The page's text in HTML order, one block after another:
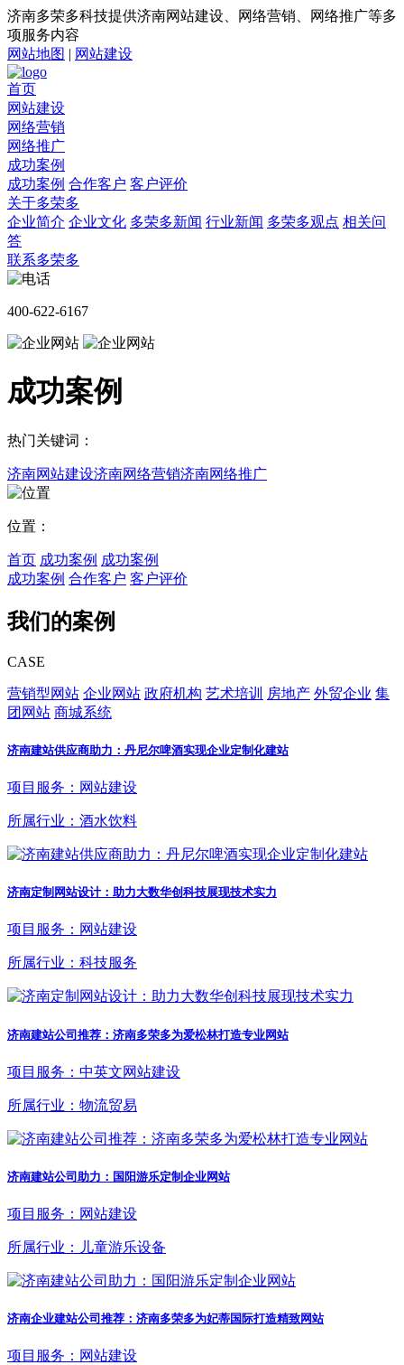
济南多荣多科技提供济南网站建设、网络营销、网络推广等多
项服务内容
网站地图 | 网站建设
首页
网站建设
网络营销
网络推广
成功案例
成功案例 合作客户 客户评价
关于多荣多
企业简介 企业文化 多荣多新闻 行业新闻 多荣多观点 相关问
答
联系多荣多
400-622-6167
成功案例
热门关键词：
济南网站建设济南网络营销济南网络推广
位置：
首页 成功案例 成功案例
成功案例 合作客户 客户评价
我们的案例
CASE
营销型网站 企业网站 政府机构 艺术培训 房地产 外贸企业 集
团网站 商城系统
济南建站供应商助力：丹尼尔啤酒实现企业定制化建站
项目服务：网站建设
所属行业：酒水饮料
济南定制网站设计：助力大数华创科技展现技术实力
项目服务：网站建设
所属行业：科技服务
济南建站公司推荐：济南多荣多为爱松林打造专业网站
项目服务：中英文网站建设
所属行业：物流贸易
济南建站公司助力：国阳游乐定制企业网站
项目服务：网站建设
所属行业：儿童游乐设备
济南企业建站公司推荐：济南多荣多为妃蒂国际打造精致网站
项目服务：网站建设